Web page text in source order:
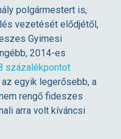
polgármestert is,
vezetését elődjétől,
Gyimesi
2014-es
százalékpontot
egyik legerősebb, a
rengő fideszes
arra volt kíváncsi